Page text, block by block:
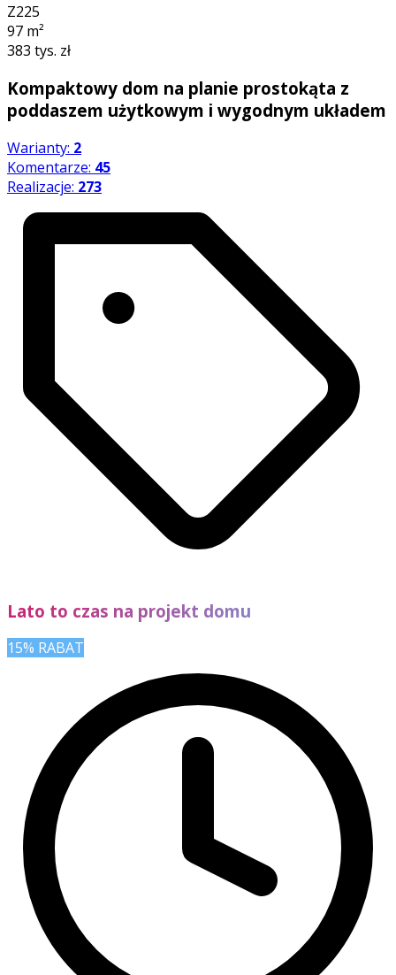
Z225
97 m²
383 tys. zł
Kompaktowy dom na planie prostokąta z
poddaszem użytkowym i wygodnym układem
Warianty: 2
Komentarze: 45
Realizacje: 273
Lato to czas na projekt domu
15% RABAT